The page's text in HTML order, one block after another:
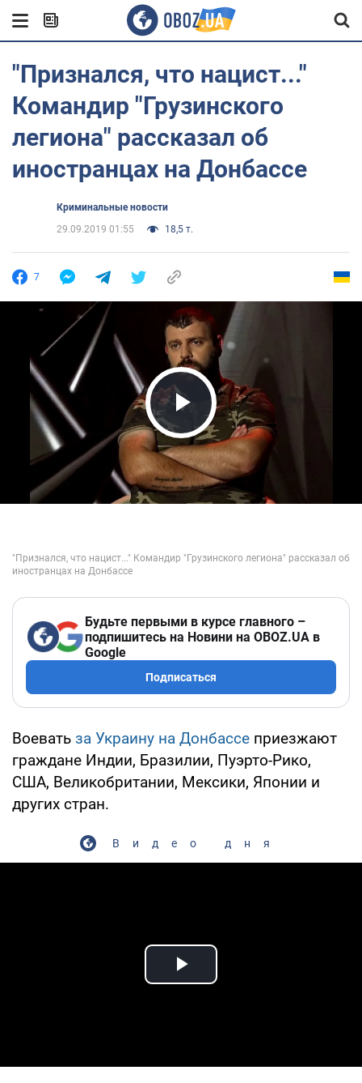
"Признался, что нацист..."
Командир "Грузинского
легиона" рассказал об
иностранцах на Донбассе
Криминальные новости
29.09.2019 01:55
18,5 т.
7
Play Video
Будьте первыми в курсе главного –
подпишитесь на Новини на OBOZ.UA в
Google
Подписаться
Воевать за Украину на Донбассе приезжают
граждане Индии, Бразилии, Пуэрто-Рико,
США, Великобритании, Мексики, Японии и
других стран.
Видео дня
Play Video